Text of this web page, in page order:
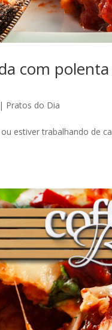
com
| Pratos do Dia
estiver trabalhando de